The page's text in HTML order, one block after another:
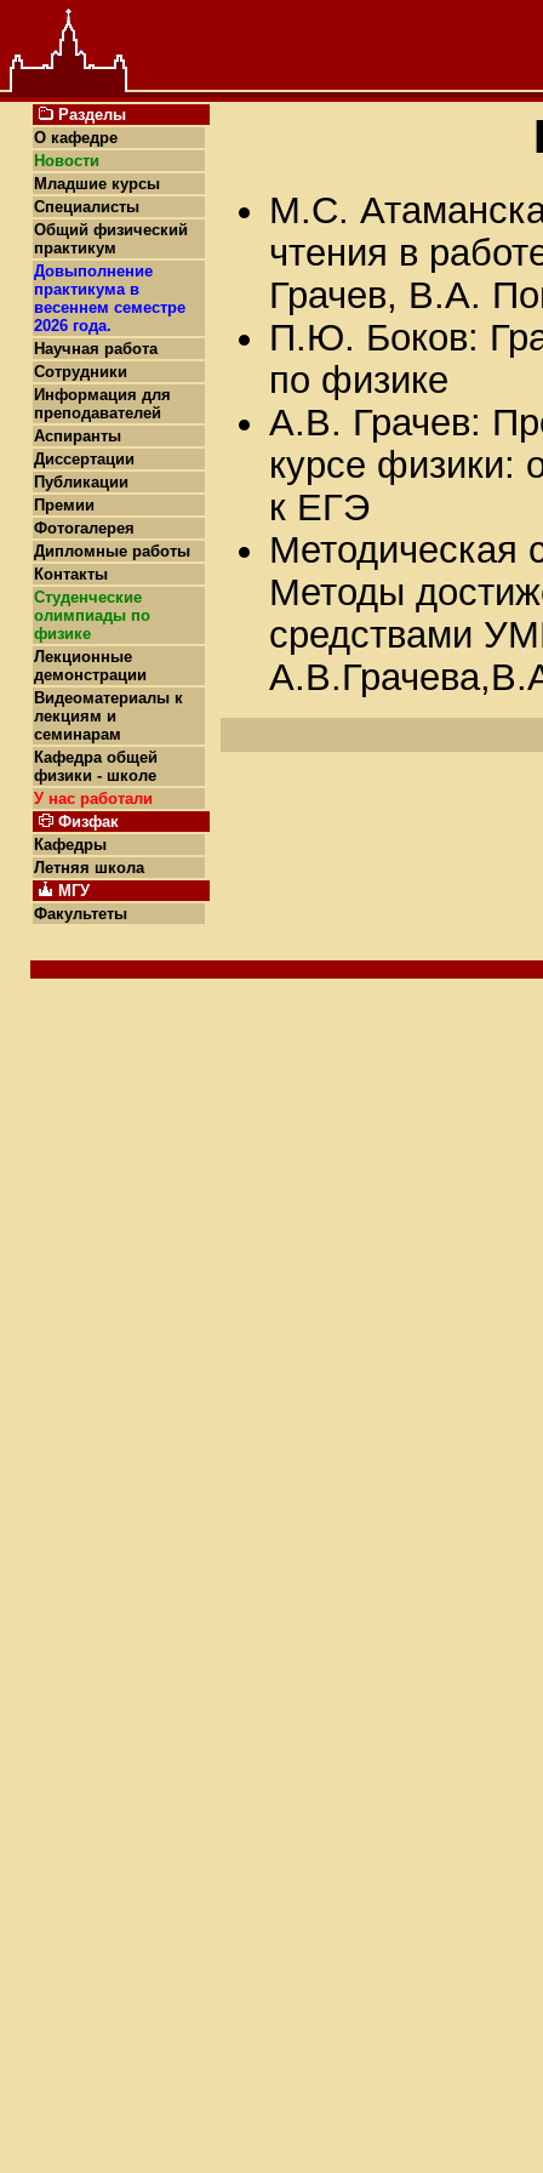
Разделы
О кафедре
Новости
Младшие курсы
Специалисты
Общий физический
практикум
Довыполнение
практикума в
весеннем семестре
2026 года.
Научная работа
Сотрудники
Информация для
преподавателей
Аспиранты
Диссертации
Публикации
Премии
Фотогалерея
Дипломные работы
Контакты
Студенческие
олимпиады по
физике
Лекционные
демонстрации
Видеоматериалы к
лекциям и
семинарам
Кафедра общей
физики - школе
У нас работали
Физфак
Кафедры
Летняя школа
МГУ
Факультеты
М.С.
чтения в
Грачев, В.А.
П.Ю. Боков:
по физике
А.В. Грачев:
курсе физики:
к ЕГЭ
Методы
средствами